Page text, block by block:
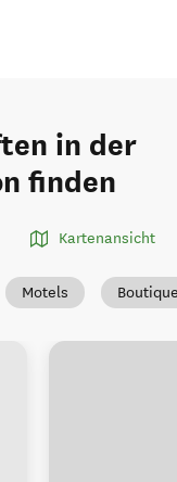
in der
finden
Kartenansicht
Motels